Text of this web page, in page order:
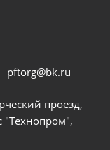
pftorg@bk.ru
проезд,
"Технопром",